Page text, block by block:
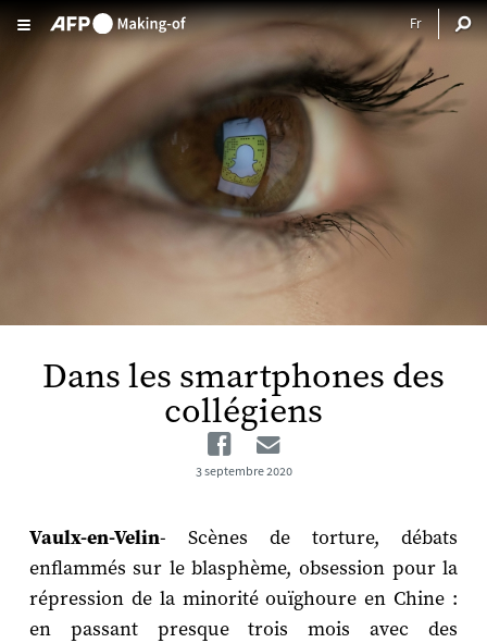
Aller au contenu principal
Dans les smartphones des
collégiens
Facebook
3 septembre 2020
Vaulx-en-Velin- Scènes de torture, débats
enflammés sur le blasphème, obsession pour la
répression de la minorité ouïghoure en Chine :
en passant presque trois mois avec des